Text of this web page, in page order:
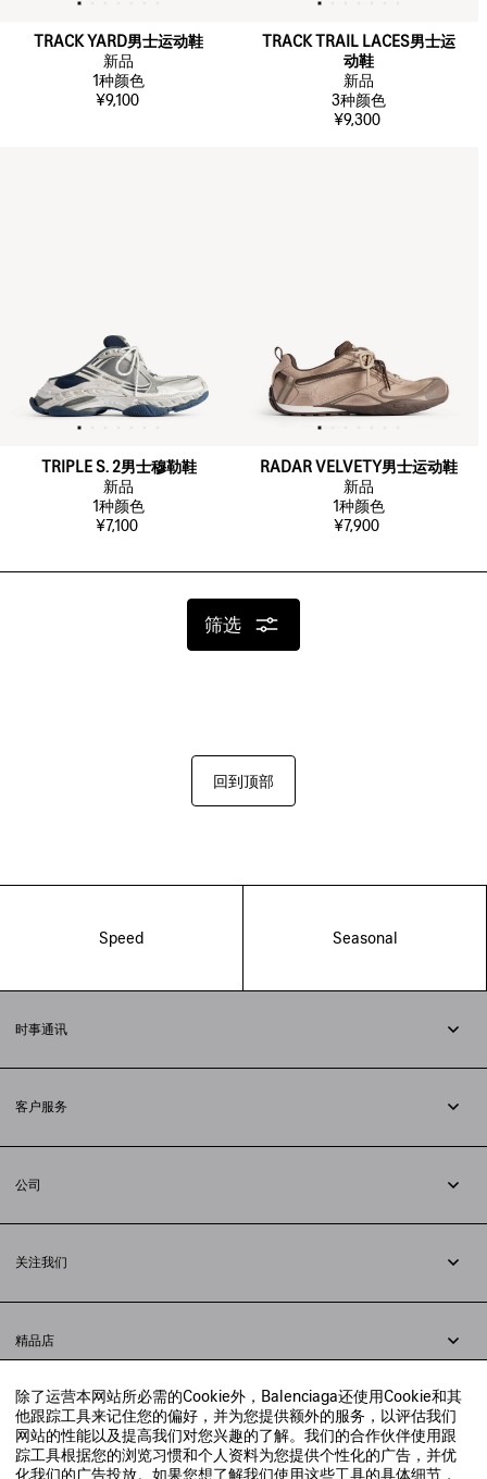
除了运营本网站所必需的Cookie外，Balenciaga还使用Cookie和其
他跟踪工具来记住您的偏好，并为您提供额外的服务，以评估我们
网站的性能以及提高我们对您兴趣的了解。我们的合作伙伴使用跟
踪工具根据您的浏览习惯和个人资料为您提供个性化的广告，并优
化我们的广告投放。如果您想了解我们使用这些工具的具体细节，
TRACK YARD男士运动鞋
新品
1种颜色
¥9,100
TRACK TRAIL LACES男士运
动鞋
新品
3种颜色
¥9,300
TRIPLE S. 2男士穆勒鞋
新品
1种颜色
¥7,100
RADAR VELVETY男士运动鞋
新品
1种颜色
¥7,900
筛选
回到顶部
Speed Seasonal
时事通讯
客户服务
配送方式
支付
常见问题解答
公司
法律问题
联合国世界粮食计划署
举报平台
关注我们
小红书
精品店
寻找附近的精品店
实时聊天客服
发送邮件
我们将在24小时内给予回复